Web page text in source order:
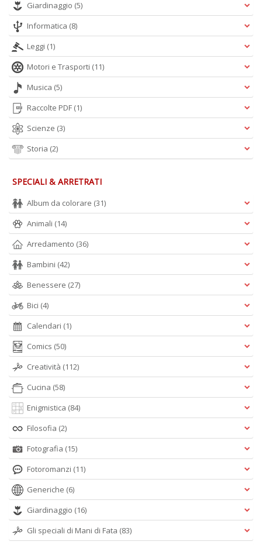
Giardinaggio (5)
Informatica (8)
Leggi (1)
Motori e Trasporti (11)
Musica (5)
Raccolte PDF (1)
Scienze (3)
Storia (2)
SPECIALI & ARRETRATI
Album da colorare (31)
Animali (14)
Arredamento (36)
Bambini (42)
Benessere (27)
Bici (4)
Calendari (1)
Comics (50)
Creatività (112)
Cucina (58)
Enigmistica (84)
Filosofia (2)
Fotografia (15)
Fotoromanzi (11)
Generiche (6)
Giardinaggio (16)
Gli speciali di Mani di Fata (83)